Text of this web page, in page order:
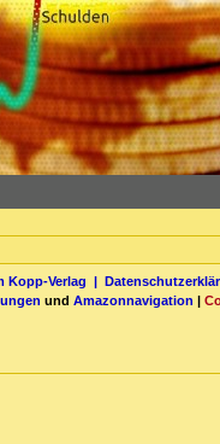
Kopp-Verlag |
und Amazonnavigation |